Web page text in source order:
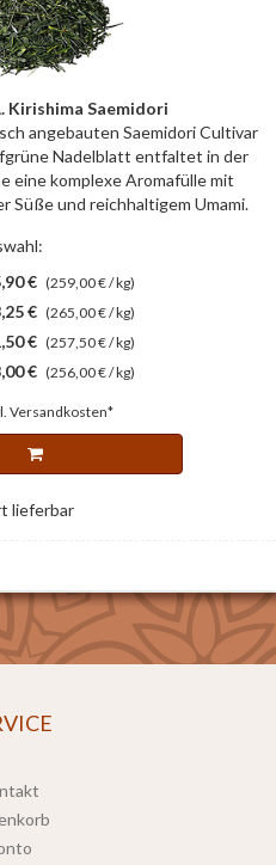
Kirishima Saemidori
angebauten Saemidori Cultivar
Nadelblatt entfaltet in der
eine komplexe Aromafülle mit
und reichhaltigem Umami.
€ (259,00 € / kg)
€ (265,00 € / kg)
€ (257,50 € / kg)
€ (256,00 € / kg)
Versandkosten*
lieferbar